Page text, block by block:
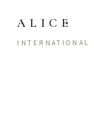
ALICE
INTERNATIONAL